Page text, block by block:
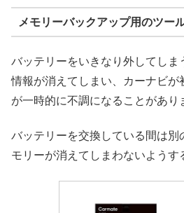
メモリーバックアップ用のツー
バッテリーをいきなり外してしま
情報が消えてしまい、カーナビが
が一時的に不調になることがあり
バッテリーを交換している間は別
モリーが消えてしまわないようす